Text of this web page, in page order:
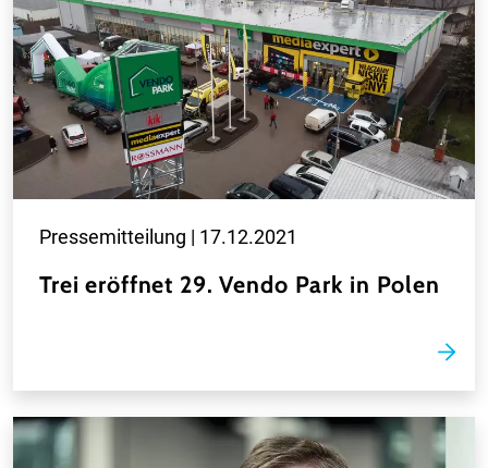
Pressemitteilung | 17.12.2021
Trei eröffnet 29. Vendo Park in Polen